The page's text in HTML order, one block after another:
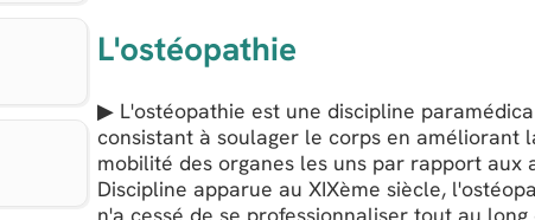
L'ostéopathie
▶ L'ostéopathie est une discipline
consistant à soulager le corps en améliorant
mobilité des organes les uns par rapport aux
Discipline apparue au XIXème siècle,